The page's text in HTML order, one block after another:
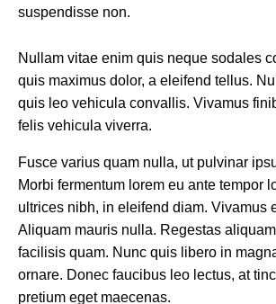
suspendisse non.
Nullam vitae enim quis neque sodales
quis maximus dolor, a eleifend tellus.
quis leo vehicula convallis. Vivamus
felis vehicula viverra.
Fusce varius quam nulla, ut pulvinar
Morbi fermentum lorem eu ante tempor
ultrices nibh, in eleifend diam. Vivamus
Aliquam mauris nulla. Regestas
facilisis quam. Nunc quis libero in
ornare. Donec faucibus leo lectus, at
pretium eget maecenas.